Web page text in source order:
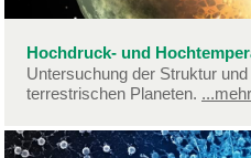
Hochdruck- und
Untersuchung der Struktur
terrestrischen Planeten. ...mehr